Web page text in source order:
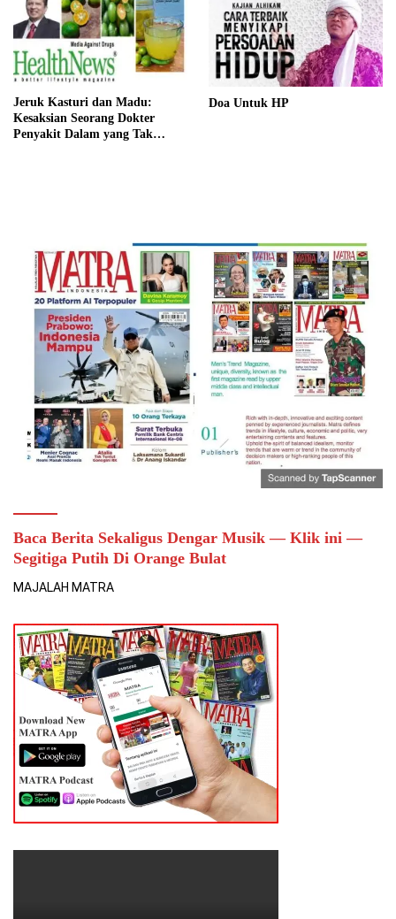
Jeruk Kasturi dan Madu:
Kesaksian Seorang Dokter
Penyakit Dalam yang Tak
Doa Untuk HP
Baca Berita Sekaligus Dengar Musik — Klik ini —
Segitiga Putih Di Orange Bulat
MAJALAH MATRA